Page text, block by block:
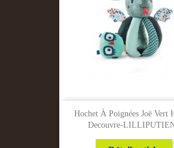
Hochet À Poignées Joë Vert
Decouvre-